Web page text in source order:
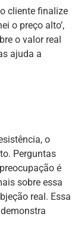
cliente finalize
o preço alto’,
o valor real
ajuda a
o
Perguntas
é
sobre essa
real. Essa